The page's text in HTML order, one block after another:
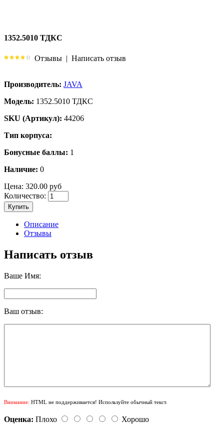
1352.5010 ТДКС
Отзывы | Написать отзыв
Производитель: JAVA
Модель: 1352.5010 ТДКС
SKU (Артикул): 44206
Тип корпуса:
Бонусные баллы: 1
Наличие: 0
Цена: 320.00 руб
Количество:
Купить
Описание
Отзывы
Написать отзыв
Ваше Имя:
Ваш отзыв:
Внимание: HTML не поддерживается! Используйте обычный текст.
Оценка: Плохо
Хорошо